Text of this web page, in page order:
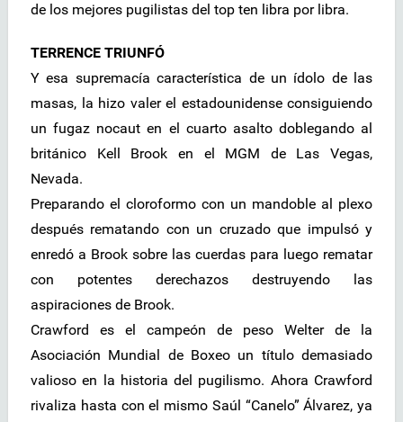
de los mejores pugilistas del top ten libra por libra.
TERRENCE TRIUNFÓ
Y esa supremacía característica de un ídolo de las
masas, la hizo valer el estadounidense consiguiendo
un fugaz nocaut en el cuarto asalto doblegando al
británico Kell Brook en el MGM de Las Vegas,
Nevada.
Preparando el cloroformo con un mandoble al plexo
después rematando con un cruzado que impulsó y
enredó a Brook sobre las cuerdas para luego rematar
con potentes derechazos destruyendo las
aspiraciones de Brook.
Crawford es el campeón de peso Welter de la
Asociación Mundial de Boxeo un título demasiado
valioso en la historia del pugilismo. Ahora Crawford
rivaliza hasta con el mismo Saúl “Canelo” Álvarez, ya